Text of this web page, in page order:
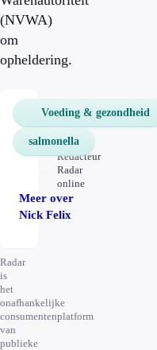
(NVWA)
om
opheldering.
Nick
Felix
Redacteur
Radar
online
Meer over
Nick Felix
Radar
is
het
onafhankelijke
consumentenplatform
van
publieke
Voeding & gezondheid
salmonella